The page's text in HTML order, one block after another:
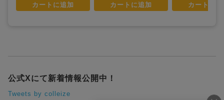
カートに追加 カートに追加 カートに
公式Xにて新着情報公開中！
Tweets by colleize